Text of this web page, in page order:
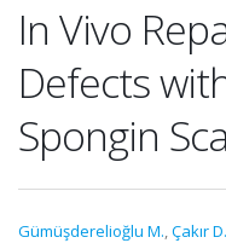
In Vivo
Defects
Spongin
Gümüşderelioğlu M.,Çakır D.